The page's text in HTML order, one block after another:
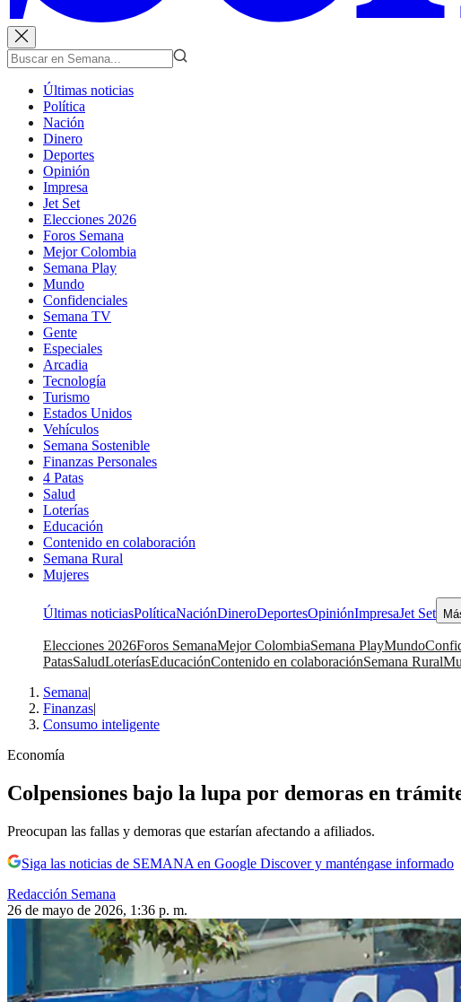
Últimas noticias
Política
Nación
Dinero
Deportes
Opinión
Impresa
Jet Set
Elecciones 2026
Foros Semana
Mejor Colombia
Semana Play
Mundo
Confidenciales
Semana TV
Gente
Especiales
Arcadia
Tecnología
Turismo
Estados Unidos
Vehículos
Semana Sostenible
Finanzas Personales
4 Patas
Salud
Loterías
Educación
Contenido en colaboración
Semana Rural
Mujeres
Últimas noticiasPolíticaNaciónDineroDeportesOpiniónImpresaJet Set
Elecciones 2026Foros SemanaMejor ColombiaSemana PlayMundo
PatasSaludLoteríasEducaciónContenido en colaboraciónSemana Rural
Semana|
Finanzas|
Consumo inteligente
Economía
Colpensiones bajo la lupa por demoras en
Preocupan las fallas y demoras que estarían afectando a afiliados.
Siga las noticias de SEMANA en Google Discover y manténgase informado
Redacción Semana
26 de mayo de 2026, 1:36 p. m.